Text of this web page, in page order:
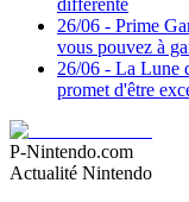
différente
26/06 - Prime
vous pouvez à
26/06 - La Lune
promet d'être
P-Nintendo.com
Actualité Nintendo